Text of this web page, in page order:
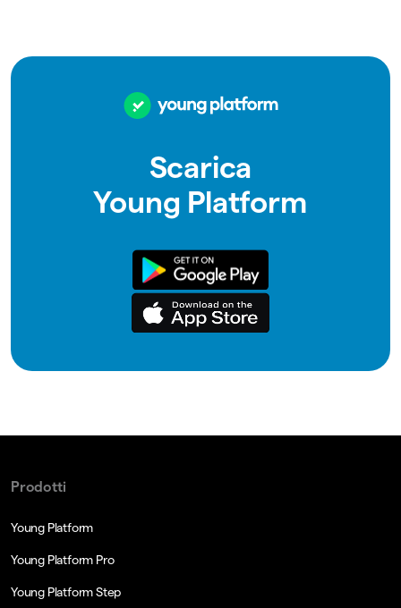
Scarica
Young Platform
Prodotti
Young Platform
Young Platform Pro
Young Platform Step